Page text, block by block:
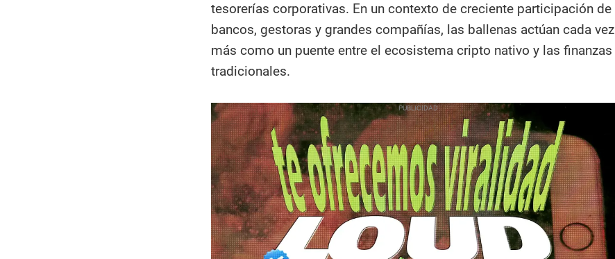
tesorerías corporativas. En un contexto de creciente participación de
bancos, gestoras y grandes compañías, las ballenas actúan cada vez
más como un puente entre el ecosistema cripto nativo y las finanzas
tradicionales.